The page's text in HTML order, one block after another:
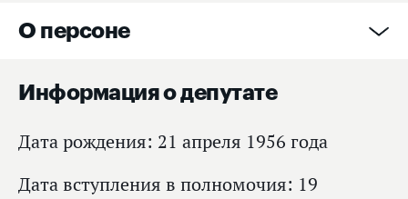
О персоне
Информация о депутате
Дата рождения: 21 апреля 1956 года
Дата вступления в полномочия: 19